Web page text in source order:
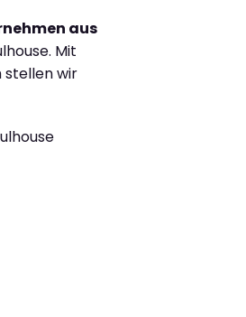
aus
Mit
stellen wir